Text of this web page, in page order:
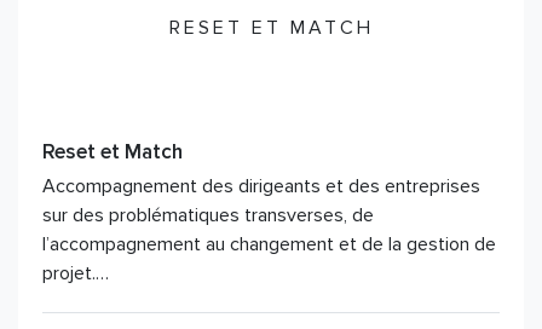
RESET ET MATCH
Reset et Match
Accompagnement des dirigeants et des entreprises
sur des problématiques transverses, de
l’accompagnement au changement et de la gestion de
projet.…